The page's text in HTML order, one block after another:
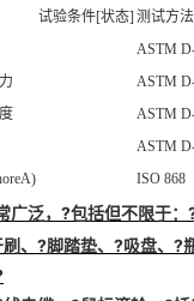
试验条件[状态] 测试方法
ASTM
ASTM
ASTM
ASTM
ISO 868
广泛，?包括但不限于：
刷、?脚踏垫、?吸盘、?